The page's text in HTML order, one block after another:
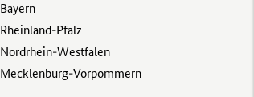
Bayern
Rheinland-Pfalz
Nordrhein-Westfalen
Mecklenburg-Vorpommern